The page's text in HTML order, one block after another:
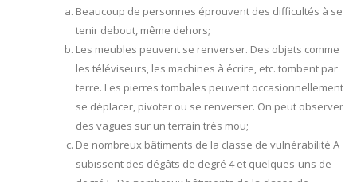
Beaucoup de personnes éprouvent des difficultés à se
tenir debout, même dehors;
Les meubles peuvent se renverser. Des objets comme
les téléviseurs, les machines à écrire, etc. tombent par
terre. Les pierres tombales peuvent occasionnellement
se déplacer, pivoter ou se renverser. On peut observer
des vagues sur un terrain très mou;
De nombreux bâtiments de la classe de vulnérabilité A
subissent des dégâts de degré 4 et quelques-uns de